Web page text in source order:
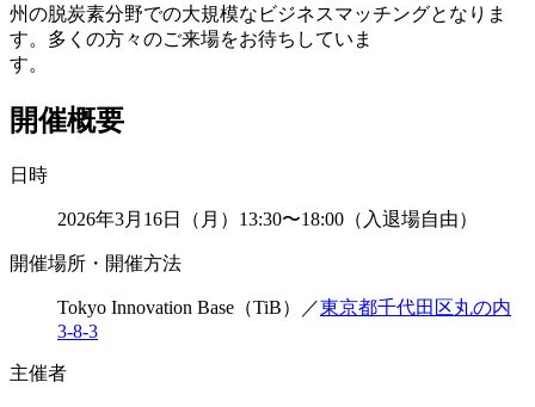
州の脱炭素分野での大規模なビジネスマッチングとなりま
す。多くの方々のご来場をお待ちしていま
す。
開催概要
日時
2026年3月16日（月）13:30〜18:00（入退場自由）
開催場所・開催方法
Tokyo Innovation Base（TiB）／東京都千代田区丸の内
3-8-3
主催者